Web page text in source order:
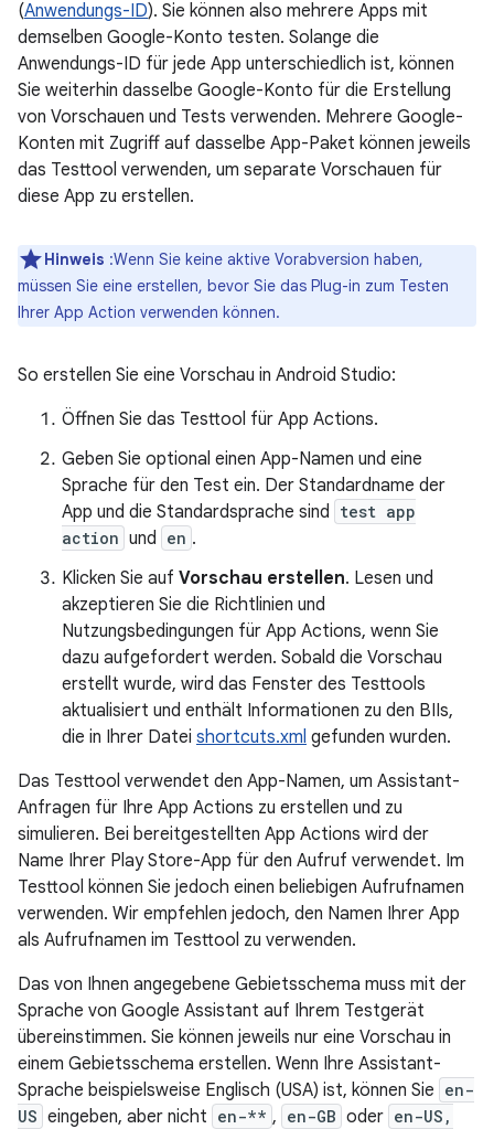
(Anwendungs-ID). Sie können also mehrere Apps mit
demselben Google-Konto testen. Solange die
Anwendungs-ID für jede App unterschiedlich ist, können
Sie weiterhin dasselbe Google-Konto für die Erstellung
von Vorschauen und Tests verwenden. Mehrere Google-
Konten mit Zugriff auf dasselbe App-Paket können jeweils
das Testtool verwenden, um separate Vorschauen für
diese App zu erstellen.
Hinweis :Wenn Sie keine aktive Vorabversion haben,
müssen Sie eine erstellen, bevor Sie das Plug-in zum Testen
Ihrer App Action verwenden können.
So erstellen Sie eine Vorschau in Android Studio:
Öffnen Sie das Testtool für App Actions.
Geben Sie optional einen App-Namen und eine
Sprache für den Test ein. Der Standardname der
App und die Standardsprache sind
test app
action und en .
Klicken Sie auf Vorschau erstellen. Lesen und
akzeptieren Sie die Richtlinien und
Nutzungsbedingungen für App Actions, wenn Sie
dazu aufgefordert werden. Sobald die Vorschau
erstellt wurde, wird das Fenster des Testtools
aktualisiert und enthält Informationen zu den BIIs,
die in Ihrer Datei shortcuts.xml gefunden wurden.
Das Testtool verwendet den App-Namen, um Assistant-
Anfragen für Ihre App Actions zu erstellen und zu
simulieren. Bei bereitgestellten App Actions wird der
Name Ihrer Play Store-App für den Aufruf verwendet. Im
Testtool können Sie jedoch einen beliebigen Aufrufnamen
verwenden. Wir empfehlen jedoch, den Namen Ihrer App
als Aufrufnamen im Testtool zu verwenden.
Das von Ihnen angegebene Gebietsschema muss mit der
Sprache von Google Assistant auf Ihrem Testgerät
übereinstimmen. Sie können jeweils nur eine Vorschau in
einem Gebietsschema erstellen. Wenn Ihre Assistant-
Sprache beispielsweise Englisch (USA) ist, können Sie en-
US eingeben, aber nicht en-** , en-GB oder en-US,